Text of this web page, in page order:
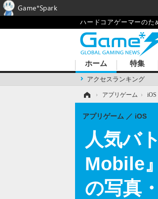
ハードコアゲーマーのた
ホーム
アクセスランキング
特集
› アプリゲーム › iOS
人気バ
Mobile
の写真
アプリゲーム iOS
Game*Spark